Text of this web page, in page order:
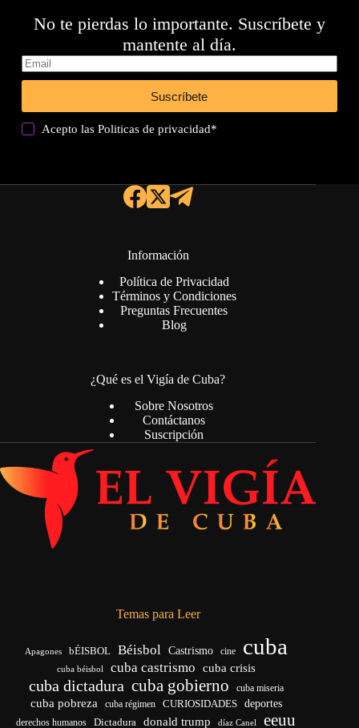
No te pierdas lo importante. Suscríbete y
mantente al día.
Suscríbete
Acepto lasPoliticas de privacidad*
Información
Política de Privacidad
Términos y Condiciones
Preguntas Frecuentes
Blog
¿Qué es el Vigía de Cuba?
Sobre Nosotros
Contáctanos
Suscripción
Temas para Leer
Apagones bÉISBOL Béisbol Castrismo cine cuba
cuba béisbol cuba castrismo cuba crisis
cuba dictadura cuba gobierno cuba miseria
cuba pobreza cuba régimen CURIOSIDADES deportes
derechos humanos Dictadura donald trump díaz Canel eeuu